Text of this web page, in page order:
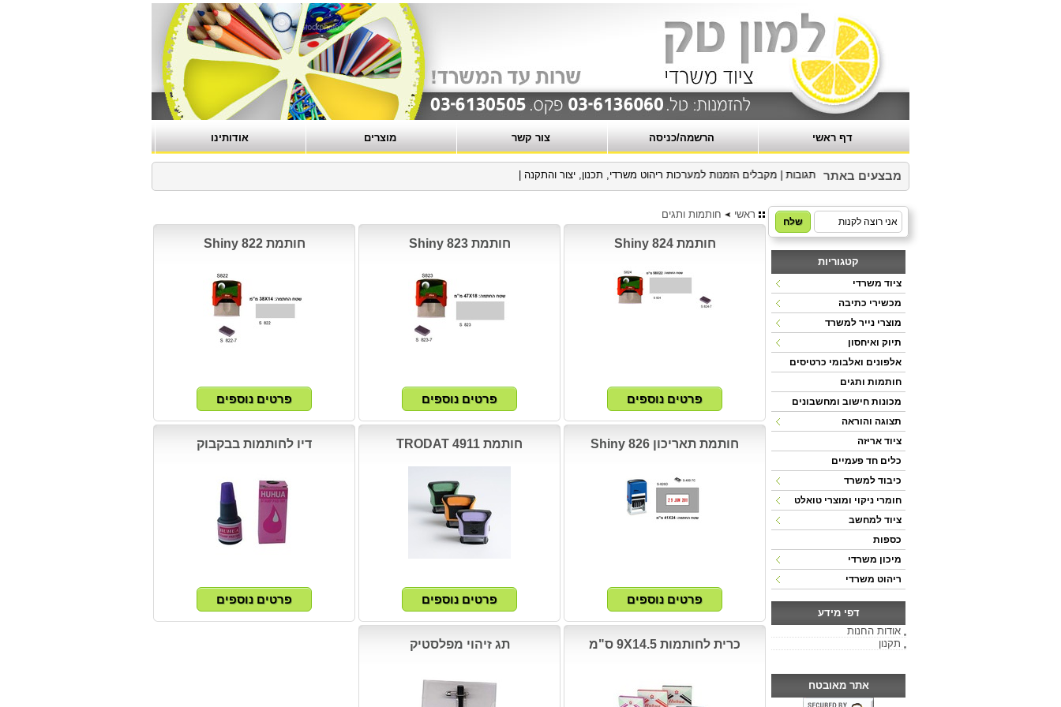
דף ראשי הרשמה/כניסה צור קשר מוצרים אודותינו
מבצעים באתר
האתר בהרצה- נשמח לקבל תגובות|מקבלים הזמנות למערכות ריהוט משרדי, תכנון, יצור והתקנה|
ראשי חותמות ותגים
חותמת Shiny 824 חותמת Shiny 823 חותמת Shiny 822
חותמת תאריכון Shiny 826 חותמת TRODAT 4911 דיו לחותמות בבקבוק
כרית לחותמות 9X14.5 ס"מ תג זיהוי מפלסטיק
קטגוריות
ציוד משרדי
מכשירי כתיבה
מוצרי נייר למשרד
תיוק ואיחסון
אלפונים ואלבומי כרטיסים
חותמות ותגים
מכונות חישוב ומחשבונים
תצוגה והוראה
ציוד אריזה
כלים חד פעמיים
כיבוד למשרד
חומרי ניקוי ומוצרי טואלט
ציוד למחשב
כספות
מיכון משרדי
ריהוט משרדי
דפי מידע
אודות החנות
תקנון
אתר מאובטח